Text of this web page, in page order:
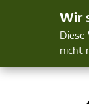
Wir
Diese
nicht